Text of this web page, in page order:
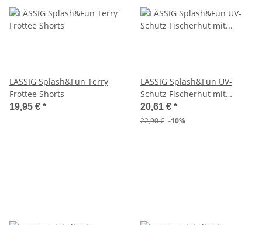
LÄSSIG Splash&Fun Terry
Frottee Shorts
19,95 € *
LÄSSIG Splash&Fun UV-
Schutz Fischerhut mit
langem Nacken LSF 80
20,61 € *
22,90 € -10%